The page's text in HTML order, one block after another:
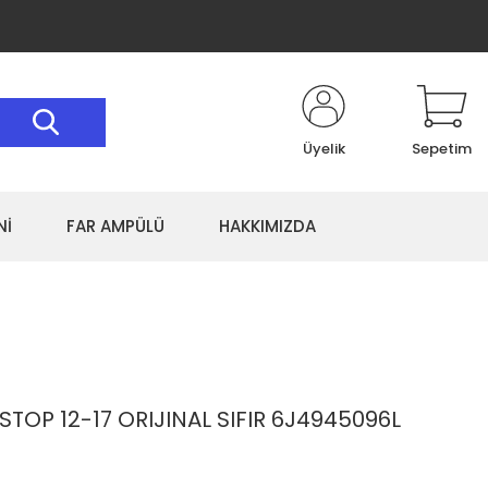
Üyelik Sepetim
FAR AMPÜLÜ HAKKIMIZDA
12-17 ORIJINAL SIFIR 6J4945096L